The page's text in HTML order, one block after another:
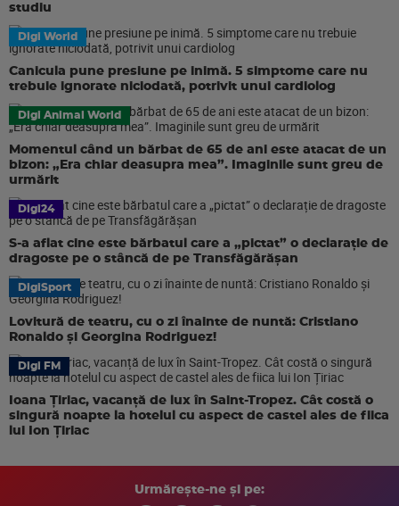
studiu
Digi World
Canicula pune presiune pe inimă. 5 simptome care nu
trebuie ignorate niciodată, potrivit unui cardiolog
Digi Animal World
Momentul când un bărbat de 65 de ani este atacat de un
bizon: „Era chiar deasupra mea”. Imaginile sunt greu de
urmărit
Digi24
S-a aflat cine este bărbatul care a „pictat” o declarație de
dragoste pe o stâncă de pe Transfăgărășan
DigiSport
Lovitură de teatru, cu o zi înainte de nuntă: Cristiano
Ronaldo și Georgina Rodriguez!
Digi FM
Ioana Țiriac, vacanță de lux în Saint-Tropez. Cât costă o
singură noapte la hotelul cu aspect de castel ales de fiica
lui Ion Țiriac
Urmărește-ne și pe: